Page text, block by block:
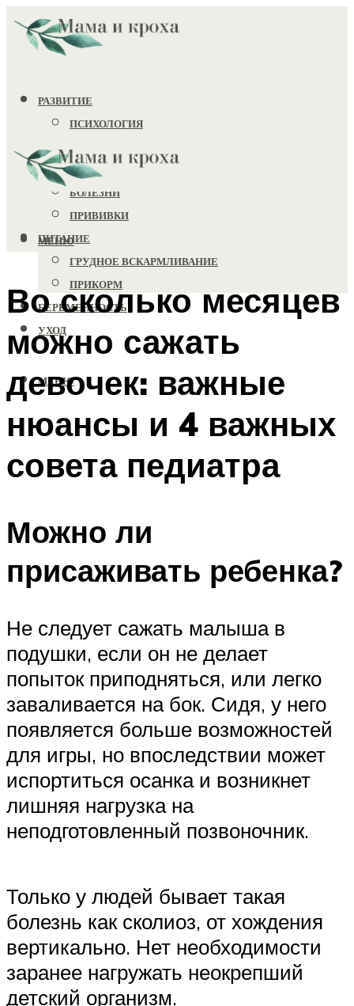
РАЗВИТИЕ
ПСИХОЛОГИЯ
ИГРУШКИ
ЗДОРОВЬЕ
БОЛЕЗНИ
ПРИВИВКИ
ПИТАНИЕ
ГРУДНОЕ ВСКАРМЛИВАНИЕ
ПРИКОРМ
БЕРЕМЕННОСТЬ
УХОД
МЕНЮ
МЕНЮ
Во сколько месяцев
можно сажать
девочек: важные
нюансы и 4 важных
совета педиатра
Можно ли
присаживать ребенка?
Не следует сажать малыша в
подушки, если он не делает
попыток приподняться, или легко
заваливается на бок. Сидя, у него
появляется больше возможностей
для игры, но впоследствии может
испортиться осанка и возникнет
лишняя нагрузка на
неподготовленный позвоночник.
Только у людей бывает такая
болезнь как сколиоз, от хождения
вертикально. Нет необходимости
заранее нагружать неокрепший
детский организм.